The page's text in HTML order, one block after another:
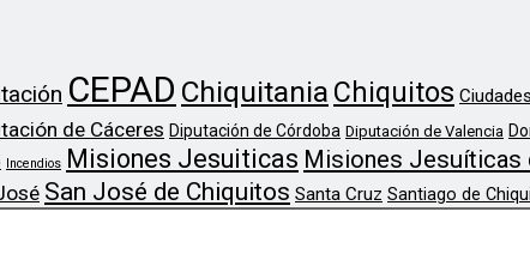
CEPAD Chiquitania Chiquitos
de Cáceres Diputación de Córdoba Diputación de Valencia
Incendios Misiones Jesuiticas Misiones Jesuíticas
San José de Chiquitos Santa Cruz Santiago de